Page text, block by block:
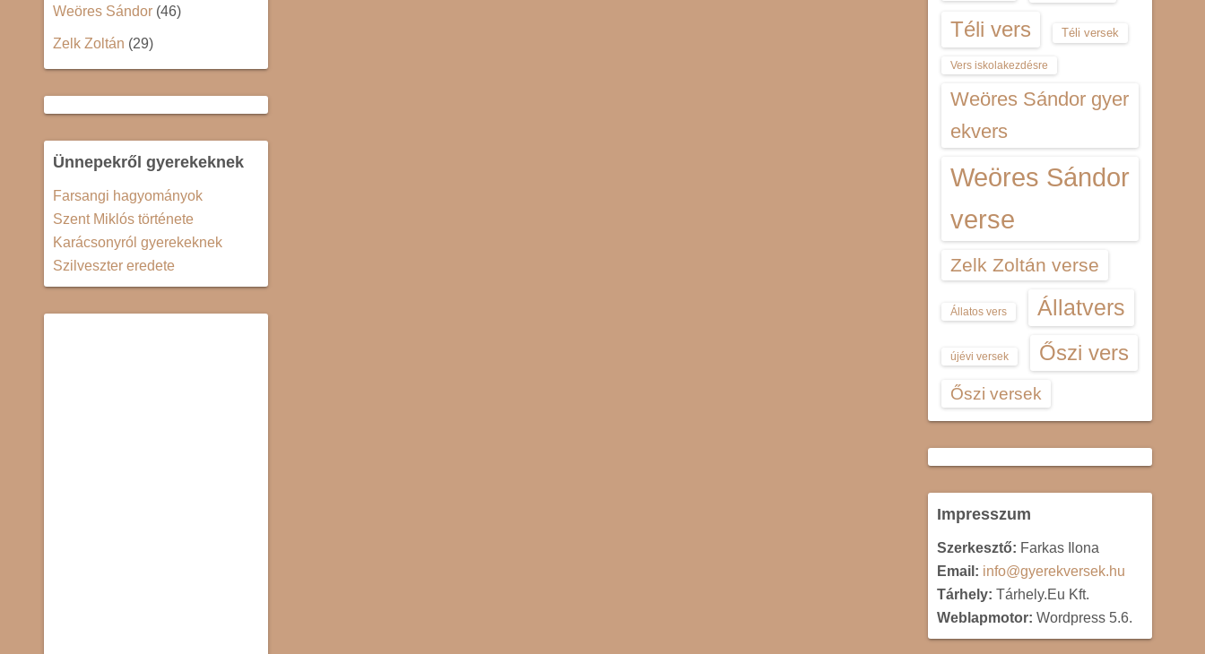
Weöres Sándor (46)
Zelk Zoltán (29)
Ünnepekről gyerekeknek
Farsangi hagyományok
Szent Miklós története
Karácsonyról gyerekeknek
Szilveszter eredete
Téli vers Téli versek
Vers iskolakezdésre
Weöres Sándor gyer
ekvers
Weöres Sándor
verse
Zelk Zoltán verse
Állatos vers Állatvers
újévi versek Őszi vers
Őszi versek
Impresszum
Szerkesztő: Farkas Ilona
Email: info@gyerekversek.hu
Tárhely: Tárhely.Eu Kft.
Weblapmotor: Wordpress 5.6.